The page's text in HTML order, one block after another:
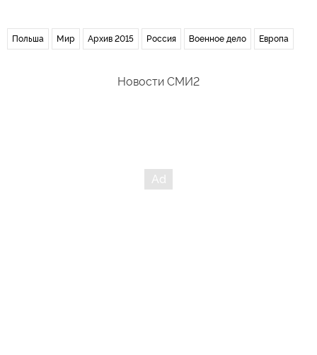
Польша Мир Архив 2015 Россия Военное дело Европа
Новости СМИ2